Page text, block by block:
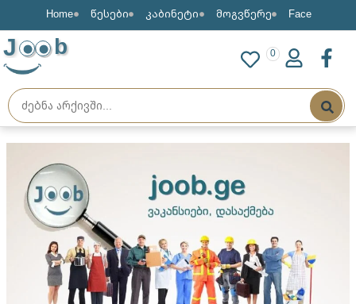
Home წესები კაბინეტი მოგვწერე Face
J b 0